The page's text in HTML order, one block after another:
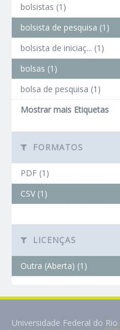
bolsistas (1)
bolsista de pesquisa (1)
bolsista de iniciaç... (1)
bolsas (1)
bolsa de pesquisa (1)
Mostrar mais Etiquetas
FORMATOS
PDF (1)
CSV (1)
LICENÇAS
Outra (Aberta) (1)
Universidade Federal do